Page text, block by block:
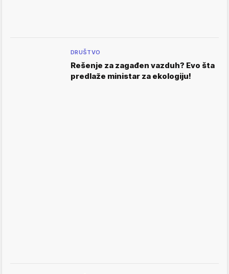
DRUŠTVO
Rešenje za zagađen vazduh? Evo šta
predlaže ministar za ekologiju!